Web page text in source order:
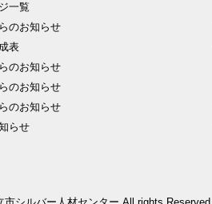
一覧
のお知らせ
表
のお知らせ
のお知らせ
のお知らせ
らせ